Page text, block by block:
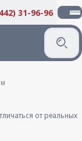
31-96-96
от реальных